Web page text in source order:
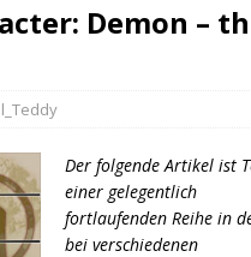
Demon –
Der folgende Artikel ist
einer gelegentlich
fortlaufenden Reihe in
bei verschiedenen